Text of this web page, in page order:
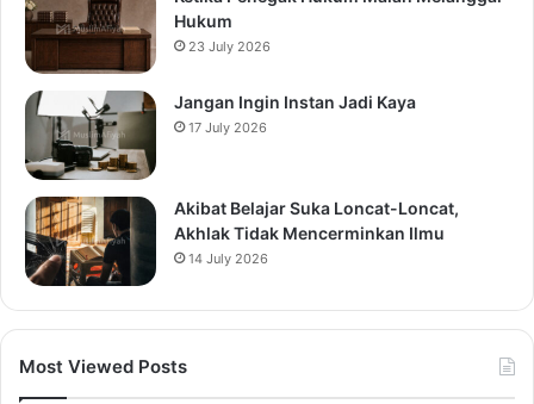
Hukum
23 July 2026
Jangan Ingin Instan Jadi Kaya
17 July 2026
Akibat Belajar Suka Loncat-Loncat,
Akhlak Tidak Mencerminkan Ilmu
14 July 2026
Most Viewed Posts